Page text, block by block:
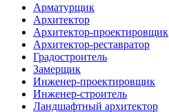
Арматурщик
Архитектор
Архитектор-проектировщик
Архитектор-реставратор
Градостроитель
Замерщик
Инженер-проектировщик
Инженер-строитель
Ландшафтный архитектор